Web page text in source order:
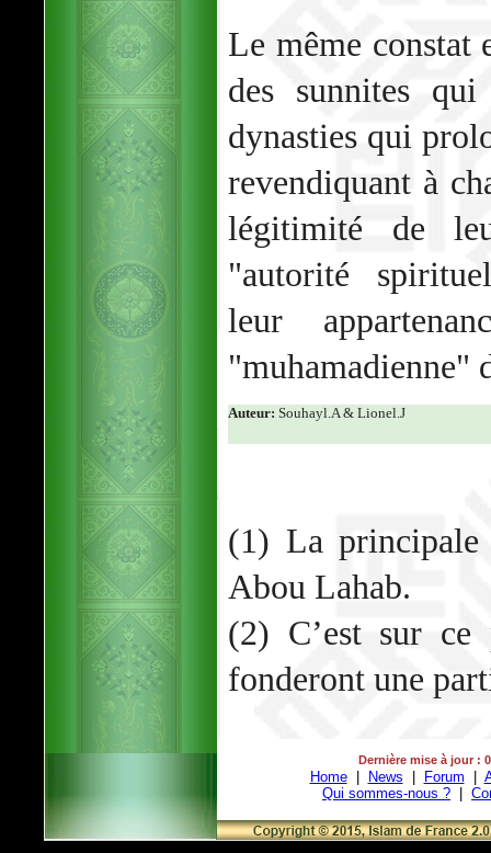
Le même constat
des sunnites
dynasties qui
revendiquant à
légitimité de
"autorité
leur
"muhamadienne"
Auteur: Souhayl.A & Lionel.J
(1) La
Abou Lahab.
(2) C’est sur ce
fonderont une
Dernière mise à jour :
Home| News | Forum |
Qui sommes-nous ? |